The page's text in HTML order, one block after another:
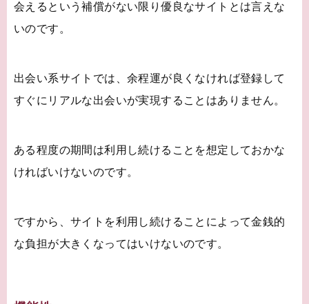
会えるという補償がない限り優良なサイトとは言えな
いのです。
出会い系サイトでは、余程運が良くなければ登録して
すぐにリアルな出会いが実現することはありません。
ある程度の期間は利用し続けることを想定しておかな
ければいけないのです。
ですから、サイトを利用し続けることによって金銭的
な負担が大きくなってはいけないのです。